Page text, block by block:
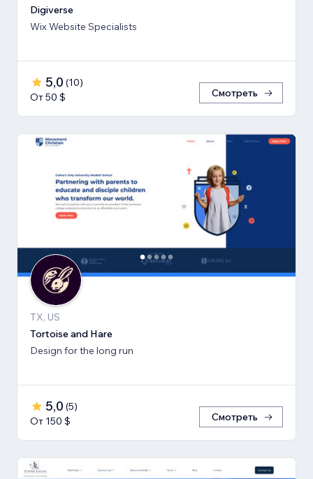
Digiverse
Wix Website Specialists
5,0 (10)
От 50 $
Смотреть
TX, US
Tortoise and Hare
Design for the long run
5,0 (5)
От 150 $
Смотреть